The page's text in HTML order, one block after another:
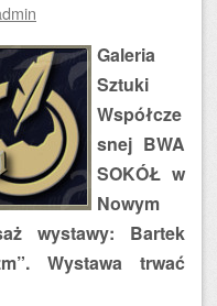
Galeria
Sztuki
Współcze
snej BWA
SOKÓŁ w
Nowym
wystawy: Bartek
Wystawa trwać